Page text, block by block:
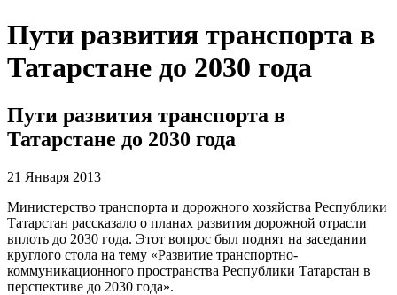
Пути развития транспорта в
Татарстане до 2030 года
Пути развития транспорта в
Татарстане до 2030 года
21 Января 2013
Министерство транспорта и дорожного хозяйства Республики
Татарстан рассказало о планах развития дорожной отрасли
вплоть до 2030 года. Этот вопрос был поднят на заседании
круглого стола на тему «Развитие транспортно-
коммуникационного пространства Республики Татарстан в
перспективе до 2030 года».